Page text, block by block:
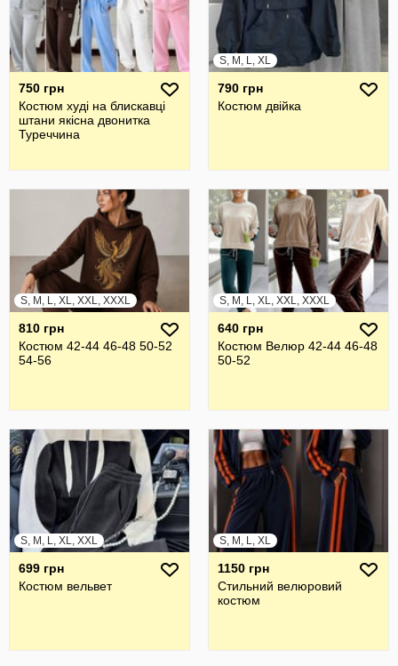
750 грн
Костюм худі на блискавці
штани якісна двонитка
Туреччина
S, M, L, XL
790 грн
Костюм двійка
S, M, L, XL, XXL, XXXL
810 грн
Костюм 42-44 46-48 50-52
54-56
S, M, L, XL, XXL, XXXL
640 грн
Костюм Велюр 42-44 46-48
50-52
S, M, L, XL, XXL
699 грн
Костюм вельвет
S, M, L, XL
1150 грн
Стильний велюровий
костюм